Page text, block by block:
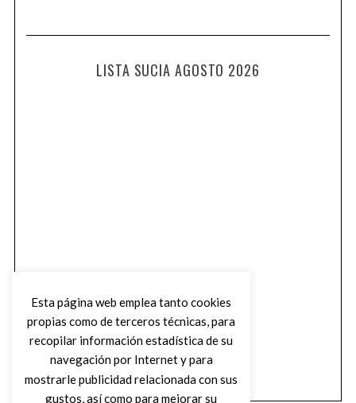
LISTA SUCIA AGOSTO 2026
Esta página web emplea tanto cookies
propias como de terceros técnicas, para
recopilar información estadística de su
navegación por Internet y para
mostrarle publicidad relacionada con sus
gustos, así como para mejorar su